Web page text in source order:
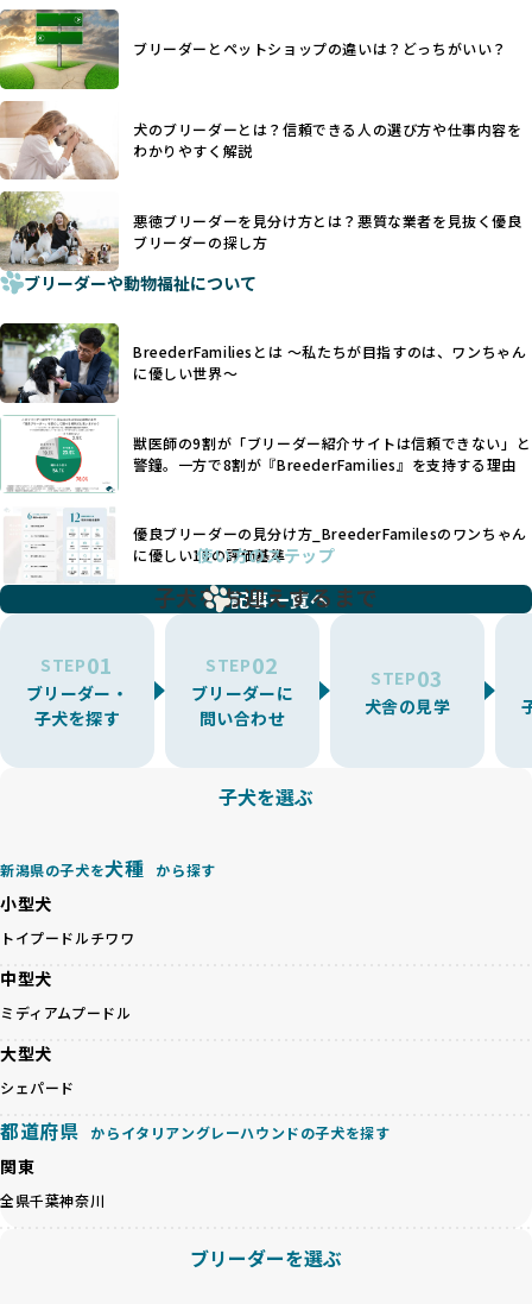
さらに、書類審査のみで掲載が許可されるサイトが多く、実
際の飼育環境やブリーダーの姿勢が見えにくい点も課題で
す。こうしたサイトでは、ブリーダーが記載する情報が主で
あり、実際の現場や日々のケアの状況がわからないため、営
利優先の「悪徳ブリーダー」が含まれるリスクが高まりま
す。
BreederFamiliesでは、ワンちゃんを大切にする「優良ブリ
ーダー」のみを紹介するために、法令を超えた独自の基準を
設け、ブリーダーの理念や飼育環境の厳格なチェックを行っ
ています。
一部の営利優先のブリーディングでは、母犬の出産負担を考
えずに大量繁殖が行われ、親犬が心身ともに疲弊するケース
が見られます。さらに、コストカットのために食事を減らし
たり、栄養のない食事を与える、適切な健康管理が行われな
いなど、ワンちゃんの健康と福祉が犠牲にされることも少な
くありません。
また、健康リスクが予測しづらいミックス犬の繁殖や、愛情
が行き届かない多頭飼育等も問題です。これらのブリーディ
ング手法は、ワンちゃんの福祉を無視し、利益のみを追求す
るブリーダーによるものが多く、消費者にとっても深刻な課
題となっています。
BreederFamiliesでは、こうしたワンちゃんに優しくないブ
リーディングをなくすため、すべてのワンちゃんを家族のよ
うに大切に飼育・繁殖を行っている「優良ブリーダー」のみ
BreederFamiliesでは、アニマルウェルフェアを最優先に考
えた6つの絶対基準と12の総合基準を設定しています。これに
ことを徹底しています。
BreederFamiliesでは、以下の6項目を必須条件とし、これら
基づいた責任あるブリーディングを確保しています。
さらに、健康管理、社会性の育成、遺伝子検査、食事や運動
の質など、ワンちゃんの心身に配慮した飼育環境が整ってい
るかを評価する12項目の総合基準を設けています。これによ
り、より高い基準をクリアしたブリーダーだけを厳選してい
ます。
その結果、合格率10%未満という厳しい基準をクリアした優
良ブリーダーのみが登録されています。
BreederFamiliesでは、法令に準拠するだけでなく、ワンち
ゃんを家族のように愛するという理念を共有するブリーダー
のみを厳選しています。これにより、ユーザーの皆さんに安
心して選べる選択肢を提供しています。
「BreederFamilesのワンちゃんに優しい18の評価基準」は
こちら
接のヒアリング、現地確認を通じて厳しく評価しています。
ヨーロッパ諸国ではこうした処置が禁止されている一方で、
日本ではいまだ行われる場合があります。
優良ブリーダーは動物福祉を優先し、ワンちゃんの自然な姿
を大切にするため断尾・断耳を行いません。
一方、営利優先ブリーダーでは「見た目が良く売れやすい」
ことを理由に断尾や断耳を行うことがあり、中には麻酔なし
で処置するケースも見受けられます。
「耳やしっぽを切らない」詳細はこちら
犬種ごとに異なる健康リスクや育て方のポイントを理解し、
適切に対応するためには、深い知識と豊富な経験が欠かせま
せん。現在、犬種は200種類以上あり、それぞれに特有の健康
たとえば、パグは呼吸器系のトラブルを抱えやすく、ラブラ
ドール・レトリバーには股関節形成不全への注意が必要で
す。このような犬種ごとの違いを熟知し、適切なケアを提供
できるかどうかは、ブリーダーの専門性に大きく関わりま
す。
優良ブリーダーは、少数の犬種（一般的に3種以内）に絞って
繁殖を行い、各犬種の特徴を熟知しています。これにより、
犬種ごとの健康管理や繁殖において質の高いケアを提供する
ことが可能です。
一方、営利優先ブリーダーは流行や需要に応じて扱う犬種を
増やす傾向があり、犬種ごとに異なる健康問題や適切な育成
環境を十分に考慮しない場合があります。こうしたブリーダ
たりストレスを抱えたりするリスクが高まります。
「少数の犬種に集中」の詳細はこちら
すが、無計画な交配には健康リスクが伴います。異なる犬種
の特徴を持つことで予測しにくい健康問題が発生する可能性
が高く、診断や治療も複雑化する場合があります。また、ミ
待する理想と現実が大きく異なることも少なくありません。
健康と性格を次世代に引き継ぐために、ミックス犬の繁殖を
避けます。無計画な交配がもたらすリスクを理解し、飼い主
殖を徹底しているのです。
一方、営利優先ブリーダーは流行や需要に応じて安易にミッ
が多く見受けられます。場合によっては、チワワ×ハスキー
等体格の異なるリスクの高い交配を行うこともあります。
ペットショップやペットオークションは、流通過程でワンち
られるなど、心身に大きな負担がかかります。このような環
ちゃんの社会性や基本的なしつけにも悪影響を与える可能性
ブリーダーとペットショップの違いは？どっちがいい？
犬のブリーダーとは？信頼できる人の選び方や仕事内容を
わかりやすく解説
悪徳ブリーダーを見分け方とは？悪質な業者を見抜く優良
ブリーダーの探し方
ブリーダーや動物福祉について
BreederFamiliesとは 〜私たちが目指すのは、ワンちゃん
に優しい世界〜
獣医師の9割が「ブリーダー紹介サイトは信頼できない」と
警鐘。一方で8割が『BreederFamilies』を支持する理由
優良ブリーダーの見分け方_BreederFamilesのワンちゃん
に優しい18の評価基準
記事一覧へ
使い方のステップ
子犬をお迎えするまで
STEP01
ブリーダー・
子犬を探す
STEP02
ブリーダーに
問い合わせ
STEP03
犬舎の見学
子犬を選ぶ
新潟県の子犬を犬種 から探す
小型犬
トイプードルチワワ
中型犬
ミディアムプードル
大型犬
シェパード
都道府県 からイタリアングレーハウンドの子犬を探す
関東
全県千葉神奈川
ブリーダーを選ぶ